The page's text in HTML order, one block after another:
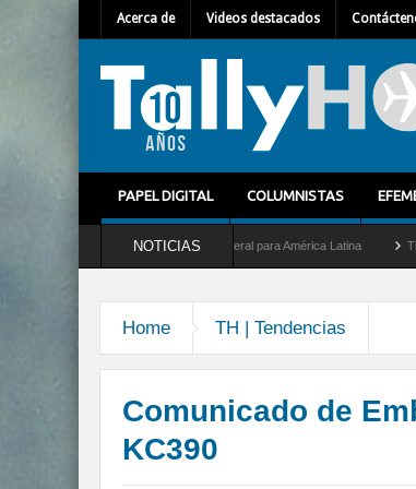
Acerca de Videos destacados
PAPEL DIGITAL COLUMNISTAS
NOTICIAS
como nuevo Director General para América Latina Thales
Home TH | Tendencias
Comunicado de
KC390